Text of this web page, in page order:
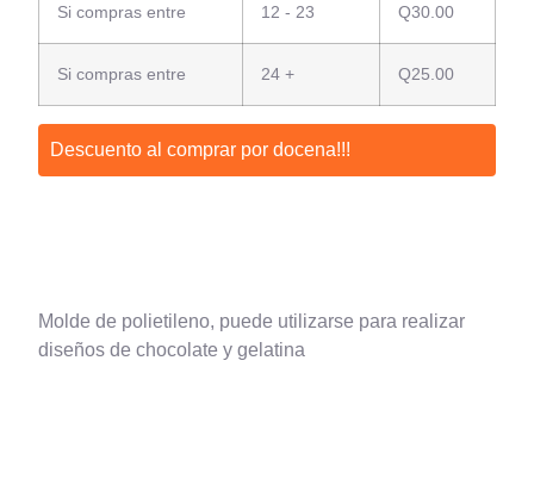
Si compras entre 12 - 23 Q30.00
Si compras entre 24 + Q25.00
Descuento al comprar por docena!!!
Molde de polietileno, puede utilizarse para realizar
diseños de chocolate y gelatina